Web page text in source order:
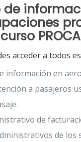
de
curso
acceder a todos
información en
a pasajeros
de
de los